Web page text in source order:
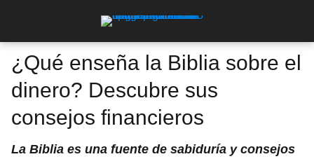
¿Qué enseña la Biblia sobre el
dinero? Descubre sus
consejos financieros
La Biblia es una fuente de sabiduría y consejos